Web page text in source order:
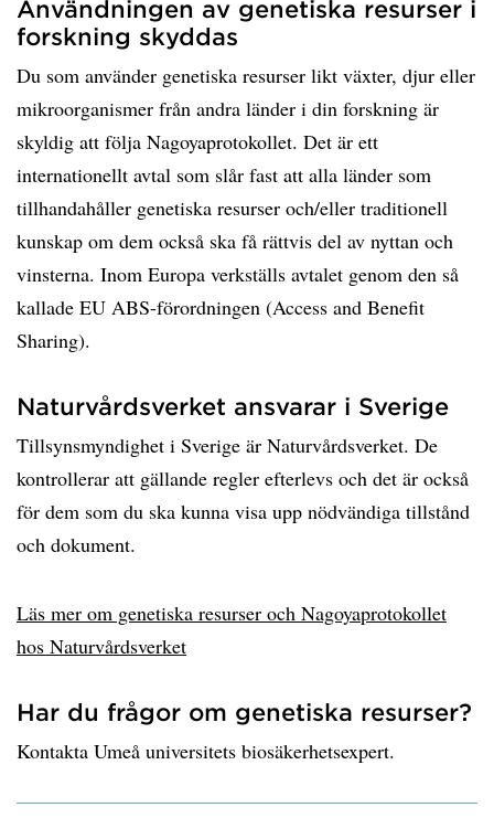
Användningen av genetiska resurser i
forskning skyddas
Du som använder genetiska resurser likt växter, djur eller
mikroorganismer från andra länder i din forskning är
skyldig att följa Nagoyaprotokollet. Det är ett
internationellt avtal som slår fast att alla länder som
tillhandahåller genetiska resurser och/eller traditionell
kunskap om dem också ska få rättvis del av nyttan och
vinsterna. Inom Europa verkställs avtalet genom den så
kallade EU ABS-förordningen (Access and Benefit
Sharing).
Naturvårdsverket ansvarar i Sverige
Tillsynsmyndighet i Sverige är Naturvårdsverket. De
kontrollerar att gällande regler efterlevs och det är också
för dem som du ska kunna visa upp nödvändiga tillstånd
och dokument.
Läs mer om genetiska resurser och Nagoyaprotokollet
hos Naturvårdsverket
Har du frågor om genetiska resurser?
Kontakta Umeå universitets biosäkerhetsexpert.